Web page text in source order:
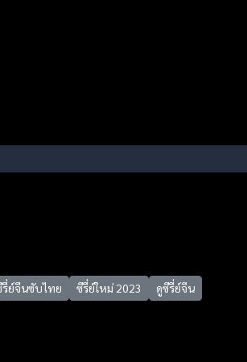
รี่ย์จีนซับไทย ซีรี่ย์ใหม่ 2023
ดูซีรี่ย์จีน